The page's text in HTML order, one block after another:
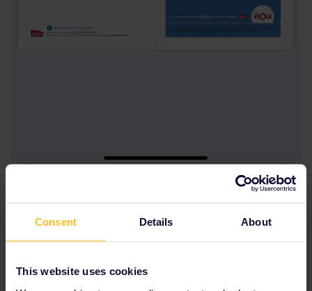
Consent Details About
This website uses cookies
chiaradev AUTHOR